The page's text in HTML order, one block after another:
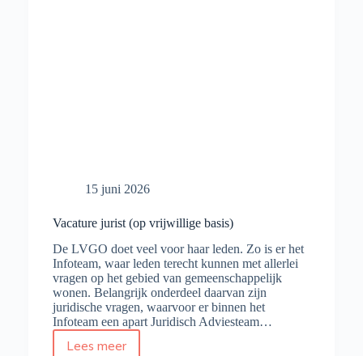
15 juni 2026
Vacature jurist (op vrijwillige basis)
De LVGO doet veel voor haar leden. Zo is er het
Infoteam, waar leden terecht kunnen met allerlei
vragen op het gebied van gemeenschappelijk
wonen. Belangrijk onderdeel daarvan zijn
juridische vragen, waarvoor er binnen het
Infoteam een apart Juridisch Adviesteam…
Lees meer
Vacature